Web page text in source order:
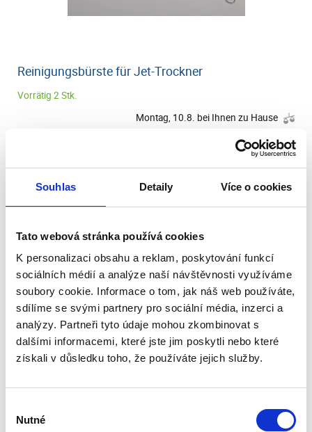
Souhlas Detaily Více o cookies
Tato webová stránka používá cookies
K personalizaci obsahu a reklam, poskytování funkcí
sociálních médií a analýze naší návštěvnosti využíváme
soubory cookie. Informace o tom, jak náš web používáte,
sdílíme se svými partnery pro sociální média, inzerci a
analýzy. Partneři tyto údaje mohou zkombinovat s
dalšími informacemi, které jste jim poskytli nebo které
získali v důsledku toho, že používáte jejich služby.
souhlasu
Nutné
Reinigungsbürste für Jet-Trockner
Vorrätig 2 Stk.
Montag, 10.8. bei Ihnen zu Hause
In den Warenkorb
Handreinigungsbürste für Wäschetrockner. Diese Bürste dient zur